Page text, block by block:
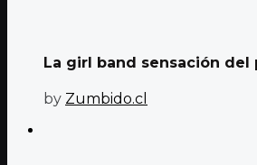
La girl band sensación
by Zumbido.cl